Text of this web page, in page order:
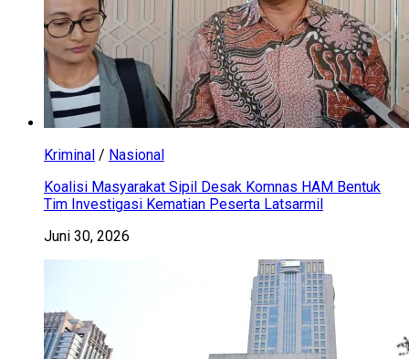
Kriminal / Nasional
Koalisi Masyarakat Sipil Desak Komnas HAM Bentuk
Tim Investigasi Kematian Peserta Latsarmil
Juni 30, 2026